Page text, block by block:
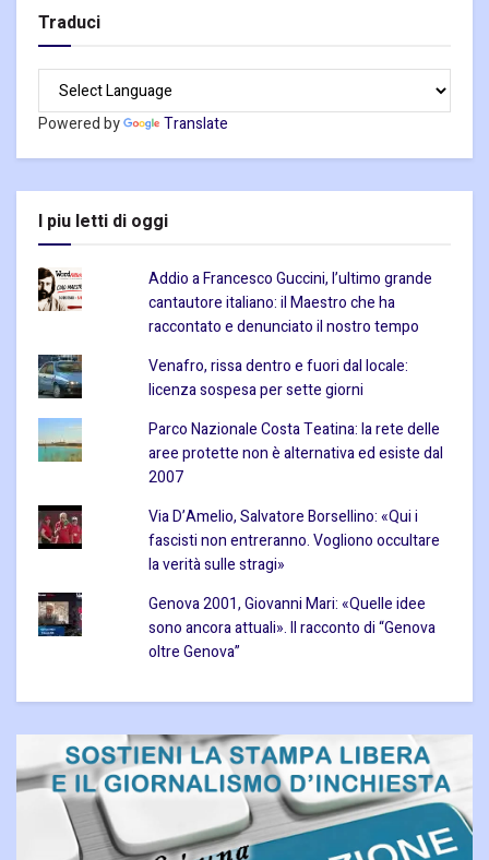
Traduci
Powered by Translate
I piu letti di oggi
Addio a Francesco Guccini, l’ultimo grande
cantautore italiano: il Maestro che ha
raccontato e denunciato il nostro tempo
Venafro, rissa dentro e fuori dal locale:
licenza sospesa per sette giorni
Parco Nazionale Costa Teatina: la rete delle
aree protette non è alternativa ed esiste dal
2007
Via D’Amelio, Salvatore Borsellino: «Qui i
fascisti non entreranno. Vogliono occultare
la verità sulle stragi»
Genova 2001, Giovanni Mari: «Quelle idee
sono ancora attuali». Il racconto di “Genova
oltre Genova”